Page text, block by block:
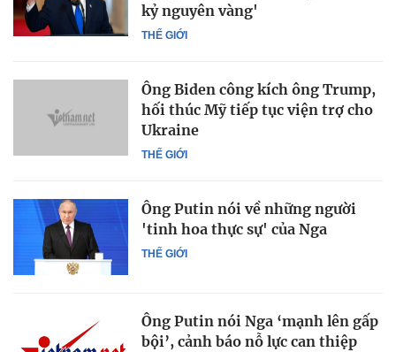
THẾ GIỚI
kỷ nguyên vàng'
THẾ GIỚI
Ông Biden công kích ông Trump,
hối thúc Mỹ tiếp tục viện trợ cho
Ukraine
THẾ GIỚI
Ông Putin nói về những người
'tinh hoa thực sự' của Nga
Ông Putin nói Nga ‘mạnh lên gấp
bội’, cảnh báo nỗ lực can thiệp